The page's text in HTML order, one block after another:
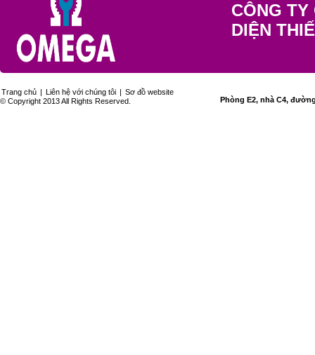
CÔNG
DIỆN
Trang chủ | Liên hệ với chúng tôi | Sơ đồ website
© Copyright 2013 All Rights Reserved.
Phòng E2, nhà C4,